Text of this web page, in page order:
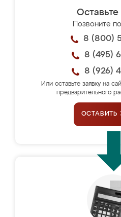
Оставьте
Позвоните
8 (800)
8 (495)
8 (926)
Или оставьте заявку на
предварительного
ОСТАВИТЬ